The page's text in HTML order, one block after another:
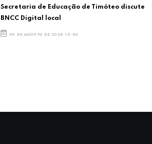
Secretaria de Educação de Timóteo discute
BNCC Digital local
05 DE AGOSTO DE 2026 10:40